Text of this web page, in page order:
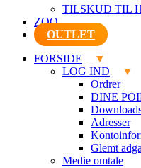
TILSKUD TIL
ZOO
OUTLET
FORSIDE
LOG IND
Ordrer
DINE
Adresser
Glemt
Medie omtale